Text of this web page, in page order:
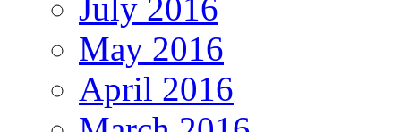
July 2016
May 2016
April 2016